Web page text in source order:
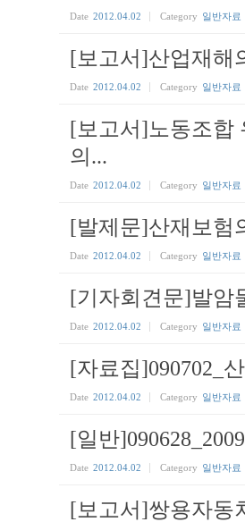
Date 2012.04.02 Category 일반자료
[보고서]산업재해
Date 2012.04.02 Category 일반자료
[보고서]노동조합
의...
Date 2012.04.02 Category 일반자료
[발제문]산재보험
Date 2012.04.02 Category 일반자료
[기자회견문]발암
Date 2012.04.02 Category 일반자료
[자료집]090702_
Date 2012.04.02 Category 일반자료
[일반
Date 2012.04.02 Category 일반자료
[보고서]쌍용자동